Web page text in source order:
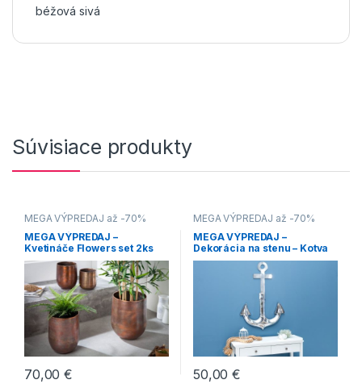
béžová sivá
Súvisiace produkty
MEGA VÝPREDAJ až -70%
MEGA VÝPREDAJ –
Kvetináče Flowers set 2ks
meď – veľké
70,00€
MEGA VÝPREDAJ až -70%
MEGA VÝPREDAJ –
Dekorácia na stenu – Kotva
strieborná 90 cm
50,00€